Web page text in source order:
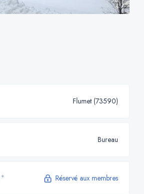
Flumet (73590)
Bureau
Réservé aux membres